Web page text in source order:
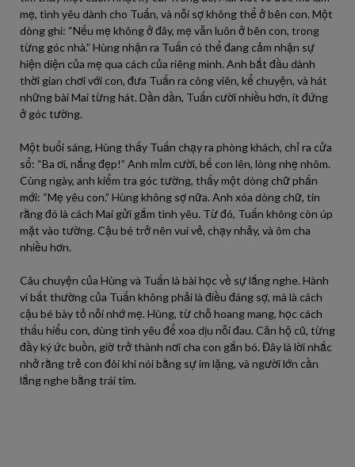
mẹ, tình yêu dành cho Tuấn, và nỗi sợ không thể ở bên con. Một
dòng ghi: “Nếu mẹ không ở đây, mẹ vẫn luôn ở bên con, trong
từng góc nhà.” Hùng nhận ra Tuấn có thể đang cảm nhận sự
hiện diện của mẹ qua cách của riêng mình. Anh bắt đầu dành
thời gian chơi với con, đưa Tuấn ra công viên, kể chuyện, và hát
những bài Mai từng hát. Dần dần, Tuấn cười nhiều hơn, ít đứng
ở góc tường.
Một buổi sáng, Hùng thấy Tuấn chạy ra phòng khách, chỉ ra cửa
sổ: “Ba ơi, nắng đẹp!” Anh mỉm cười, bế con lên, lòng nhẹ nhõm.
Cùng ngày, anh kiểm tra góc tường, thấy một dòng chữ phấn
mới: “Mẹ yêu con.” Hùng không sợ nữa. Anh xóa dòng chữ, tin
rằng đó là cách Mai gửi gắm tình yêu. Từ đó, Tuấn không còn úp
mặt vào tường. Cậu bé trở nên vui vẻ, chạy nhảy, và ôm cha
nhiều hơn.
Câu chuyện của Hùng và Tuấn là bài học về sự lắng nghe. Hành
vi bất thường của Tuấn không phải là điều đáng sợ, mà là cách
cậu bé bày tỏ nỗi nhớ mẹ. Hùng, từ chỗ hoang mang, học cách
thấu hiểu con, dùng tình yêu để xoa dịu nỗi đau. Căn hộ cũ, từng
đầy ký ức buồn, giờ trở thành nơi cha con gắn bó. Đây là lời nhắc
nhở rằng trẻ con đôi khi nói bằng sự im lặng, và người lớn cần
lắng nghe bằng trái tim.